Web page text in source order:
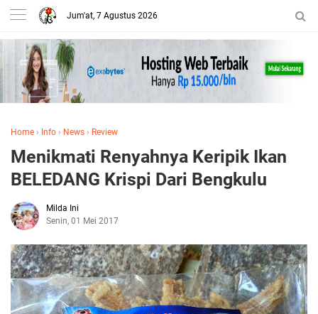
Jum'at, 7 Agustus 2026
Home › Info › News › Review
Menikmati Renyahnya Keripik Ikan
BELEDANG Krispi Dari Bengkulu
Milda Ini
Senin, 01 Mei 2017